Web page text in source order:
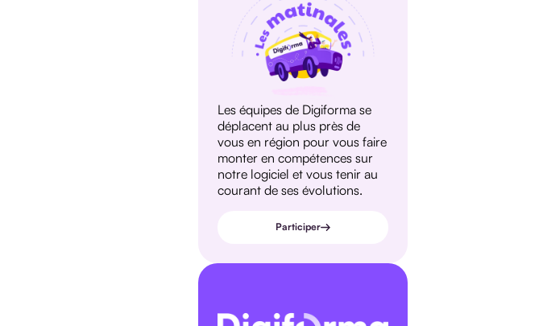
Les équipes de Digiforma se
déplacent au plus près de
vous en région pour vous faire
monter en compétences sur
notre logiciel et vous tenir au
courant de ses évolutions.
Participer